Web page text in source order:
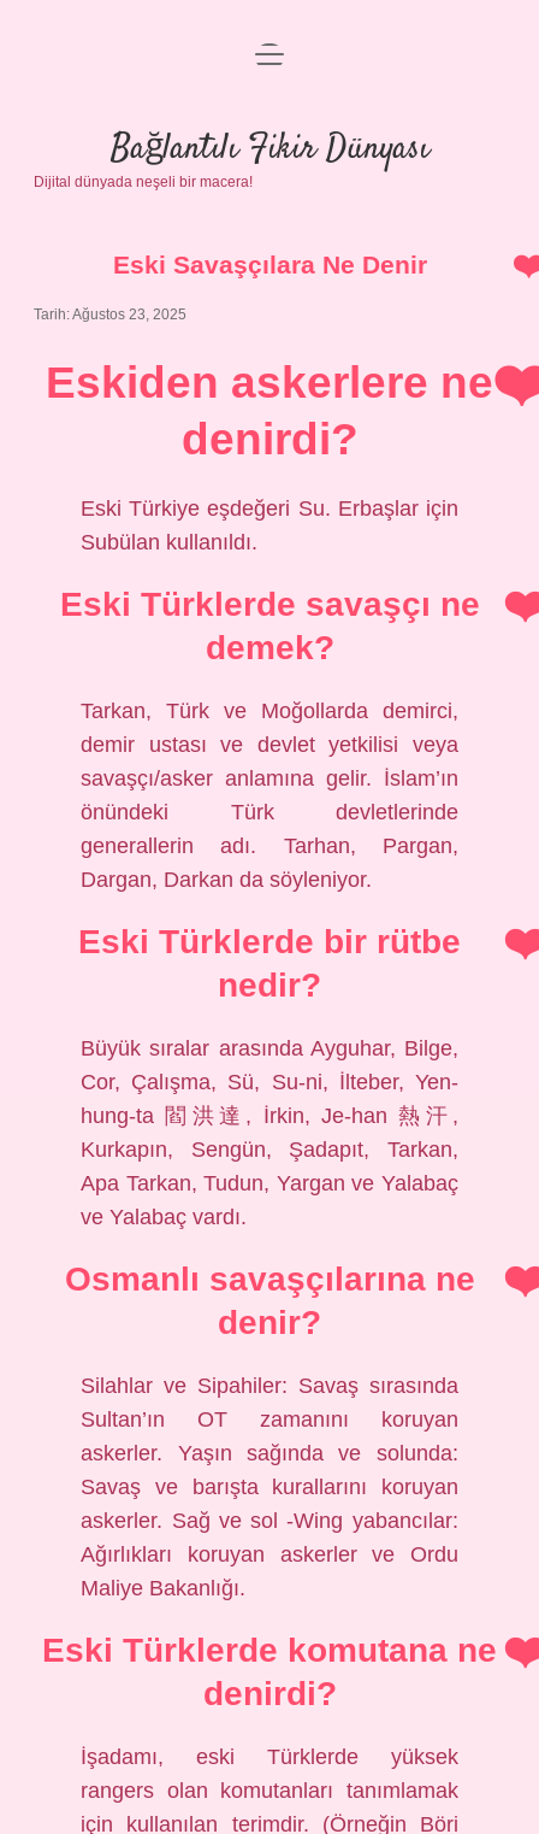
Anasayfa
Gizlilik Politikası
Yasal Uyarı
menüyü
Bağlantılı Fikir Dünyası
Dijital dünyada neşeli bir macera!
Eski Savaşçılara Ne Denir
Tarih: Ağustos 23, 2025
Eskiden askerlere ne
denirdi?
Eski Türkiye eşdeğeri Su. Erbaşlar için
Subülan kullanıldı.
Eski Türklerde savaşçı ne
demek?
Tarkan, Türk ve Moğollarda demirci,
demir ustası ve devlet yetkilisi veya
savaşçı/asker anlamına gelir. İslam’ın
önündeki Türk devletlerinde
generallerin adı. Tarhan, Pargan,
Dargan, Darkan da söyleniyor.
Eski Türklerde bir rütbe
nedir?
Büyük sıralar arasında Ayguhar, Bilge,
Cor, Çalışma, Sü, Su-ni, İlteber, Yen-
hung-ta 閻洪達, İrkin, Je-han 熱汗,
Kurkapın, Sengün, Şadapıt, Tarkan,
Apa Tarkan, Tudun, Yargan ve Yalabaç
ve Yalabaç vardı.
Osmanlı savaşçılarına ne
denir?
Silahlar ve Sipahiler: Savaş sırasında
Sultan’ın OT zamanını koruyan
askerler. Yaşın sağında ve solunda:
Savaş ve barışta kurallarını koruyan
askerler. Sağ ve sol -Wing yabancılar:
Ağırlıkları koruyan askerler ve Ordu
Maliye Bakanlığı.
Eski Türklerde komutana ne
denirdi?
İşadamı, eski Türklerde yüksek
rangers olan komutanları tanımlamak
için kullanılan terimdir. (Örneğin Böri